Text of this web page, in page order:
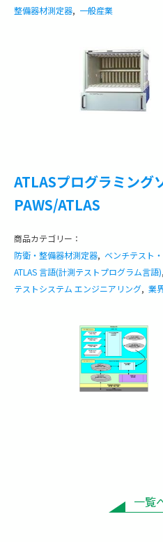
整備器材測定器, 一般産業
ATLASプログラミング
PAWS/ATLAS
商品カテゴリー：
防衛・整備器材測定器, ベンチテスト
ATLAS 言語(計測テストプログラム言語),
テストシステム エンジニアリング, 業
一覧